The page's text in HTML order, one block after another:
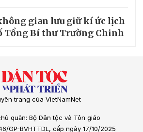
gian lưu giữ kí ức lịch
Tổng Bí thư Trường Chinh
trang của VietNamNet
quản: Bộ Dân tộc và Tôn giáo
GP-BVHTTDL, cấp ngày 17/10/2025